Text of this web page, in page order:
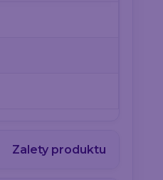
Zalety produktu